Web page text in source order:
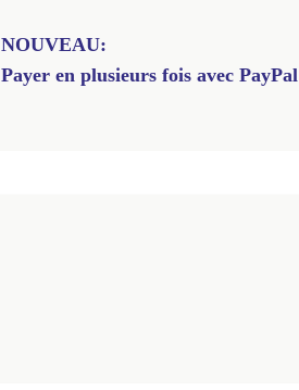
NOUVEAU:
Payer en plusieurs fois avec PayPal